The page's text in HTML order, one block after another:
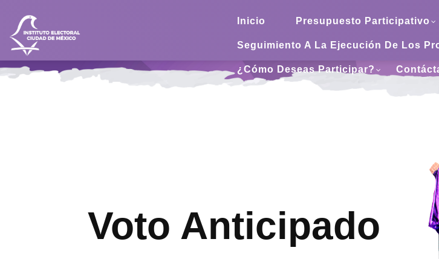
Inicio Presupuesto Participativo
Seguimiento A La Ejecución De Los
¿Cómo Deseas Participar?
Voto Anticipado